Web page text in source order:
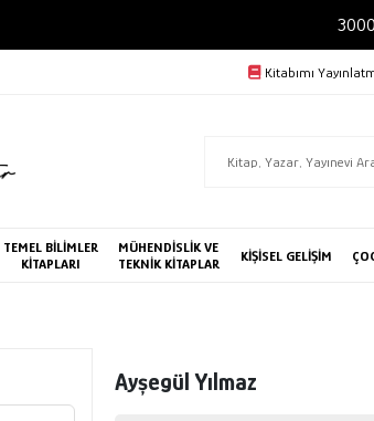
Kitabımı
TEMEL BİLİMLER
KİTAPLARI
MÜHENDİSLİK VE
TEKNİK KİTAPLAR
KİŞİSEL GELİŞİM
Ayşegül Yılmaz